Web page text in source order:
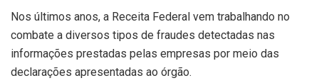
Nos últimos anos, a Receita Federal vem trabalhando no
combate a diversos tipos de fraudes detectadas nas
informações prestadas pelas empresas por meio das
declarações apresentadas ao órgão.